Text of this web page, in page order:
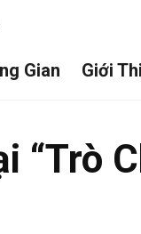
Gian Giới
“Trò